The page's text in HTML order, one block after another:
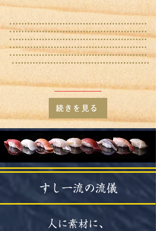
続きを見る
​すし一流の流儀
人に素材に、